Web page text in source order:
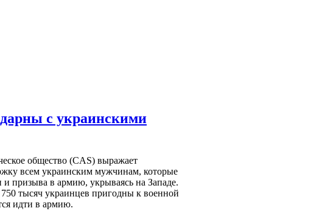
с украинскими
общество (CAS) выражает
всем украинским мужчинам, которые
и призыва в армию, укрываясь на Западе.
тысяч украинцев пригодны к военной
идти в армию.